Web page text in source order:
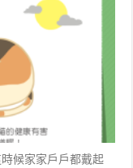
候家家戶戶都戴起